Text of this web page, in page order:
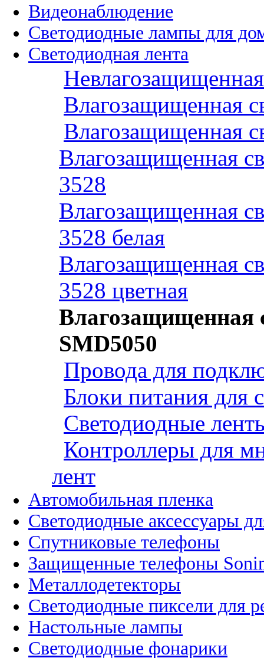
Видеонаблюдение
Светодиодные лампы для
Светодиодная лента
Влагозащищенная
Влагозащищенная
Влагозащищенная
3528
Влагозащищенная
3528 белая
Влагозащищенная
3528 цветная
Влагозащищенная
SMD5050
Провода для
Блоки питания для
Светодиодные
Контроллеры для
лент
Автомобильная пленка
Светодиодные аксессуары
Спутниковые телефоны
Защищенные телефоны
Металлодетекторы
Светодиодные пиксели для
Настольные лампы
Светодиодные фонарики